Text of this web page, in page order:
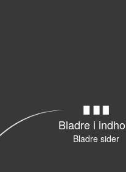
Bladre i
Bladre sider